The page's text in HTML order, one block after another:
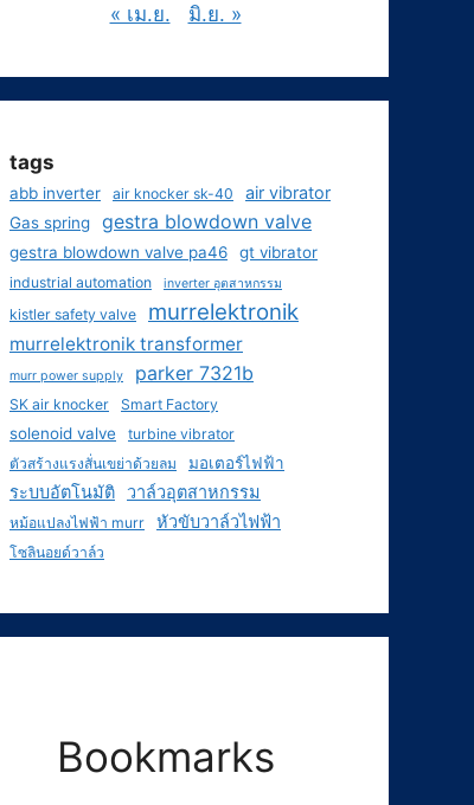
« เม.ย. มิ.ย. »
tags
abb inverter air knocker sk-40 air vibrator
Gas spring gestra blowdown valve
gestra blowdown valve pa46 gt vibrator
industrial automation inverter อุตสาหกรรม
kistler safety valve murrelektronik
murrelektronik transformer
murr power supply parker 7321b
SK air knocker Smart Factory
solenoid valve
turbine vibrator
ตัวสร้างแรงสั่นเขย่าด้วยลม
มอเตอร์ไฟฟ้า
ระบบอัตโนมัติ วาล์วอุตสาหกรรม
หม้อแปลงไฟฟ้า murr หัวขับวาล์วไฟฟ้า
โซลินอยด์วาล์ว
Bookmarks